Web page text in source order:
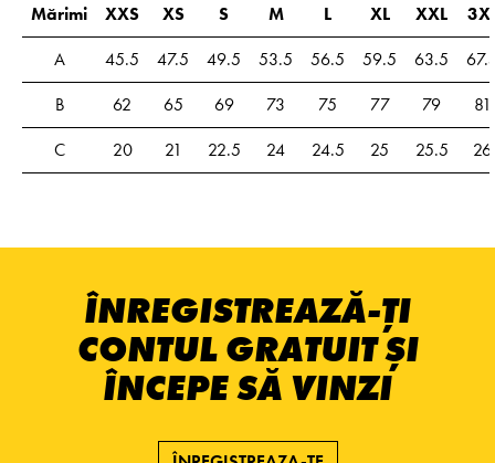
Mărimi XXS XS S M L XL XXL
A
45.5 47.5 49.5 53.5 56.5 59.5 63.5
B
62 65 69 73 75 77 79
81
C
20 21 22.5 24 24.5 25 25.5 26
ÎNREGISTREAZĂ-ȚI
CONTUL GRATUIT ȘI
ÎNCEPE SĂ VINZI